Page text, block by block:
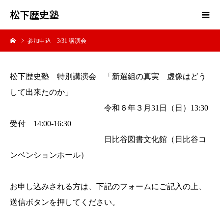
松下歴史塾
参加申込 3/31 講演会
松下歴史塾 特別講演会 「新選組の真実 虚像はどう
して出来たのか」
令和６年３月31日（日）13:30
受付 14:00-16:30
日比谷図書文化館（日比谷コ
ンベンションホール）
お申し込みされる方は、下記のフォームにご記入の上、
送信ボタンを押してください。